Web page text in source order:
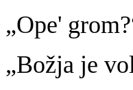
„Ope'
„Božja je